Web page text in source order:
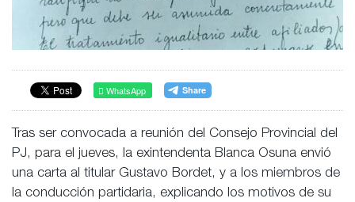
WhatsApp
Tras ser convocada a reunión del Consejo Provincial del
PJ, para el jueves, la exintendenta Blanca Osuna envió
una carta al titular Gustavo Bordet, y a los miembros de
la conducción partidaria, explicando los motivos de su